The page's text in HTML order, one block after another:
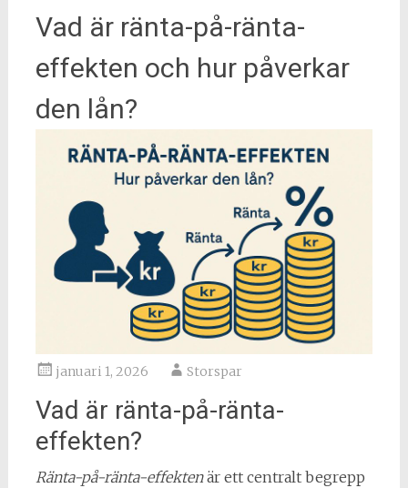
Vad är ränta-på-ränta-
effekten och hur påverkar
den lån?
januari 1, 2026 Storspar
Vad är ränta-på-ränta-
effekten?
Ränta-på-ränta-effektenär ett centralt begrepp